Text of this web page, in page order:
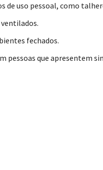
uso pessoal, como
fechados.
pessoas que apresentem